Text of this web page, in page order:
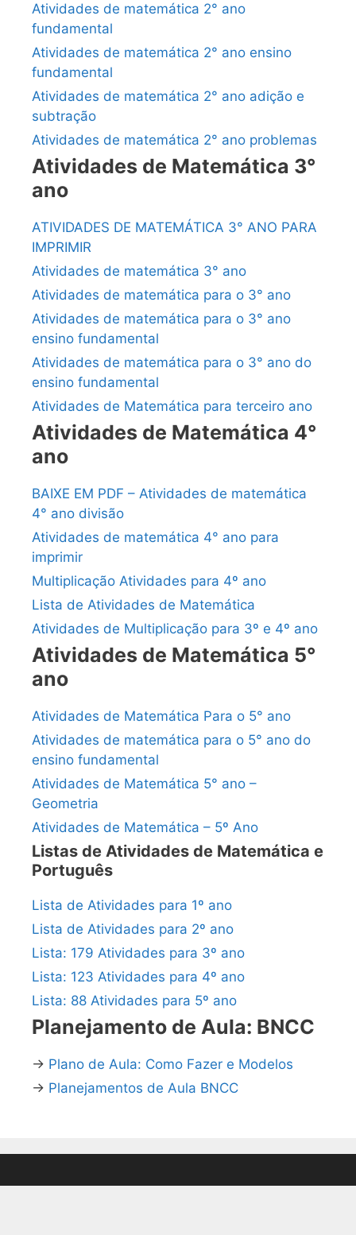
Atividades de matemática 2° ano
fundamental
Atividades de matemática 2° ano ensino
fundamental
Atividades de matemática 2° ano adição e
subtração
Atividades de matemática 2° ano problemas
Atividades de Matemática 3°
ano
ATIVIDADES DE MATEMÁTICA 3° ANO PARA
IMPRIMIR
Atividades de matemática 3° ano
Atividades de matemática para o 3° ano
Atividades de matemática para o 3° ano
ensino fundamental
Atividades de matemática para o 3° ano do
ensino fundamental
Atividades de Matemática para terceiro ano
Atividades de Matemática 4°
ano
BAIXE EM PDF – Atividades de matemática
4° ano divisão
Atividades de matemática 4° ano para
imprimir
Multiplicação Atividades para 4º ano
Lista de Atividades de Matemática
Atividades de Multiplicação para 3º e 4º ano
Atividades de Matemática 5°
ano
Atividades de Matemática Para o 5° ano
Atividades de matemática para o 5° ano do
ensino fundamental
Atividades de Matemática 5° ano –
Geometria
Atividades de Matemática – 5º Ano
Listas de Atividades de Matemática e
Português
Lista de Atividades para 1º ano
Lista de Atividades para 2º ano
Lista: 179 Atividades para 3º ano
Lista: 123 Atividades para 4º ano
Lista: 88 Atividades para 5º ano
Planejamento de Aula: BNCC
→ Plano de Aula: Como Fazer e Modelos
→ Planejamentos de Aula BNCC